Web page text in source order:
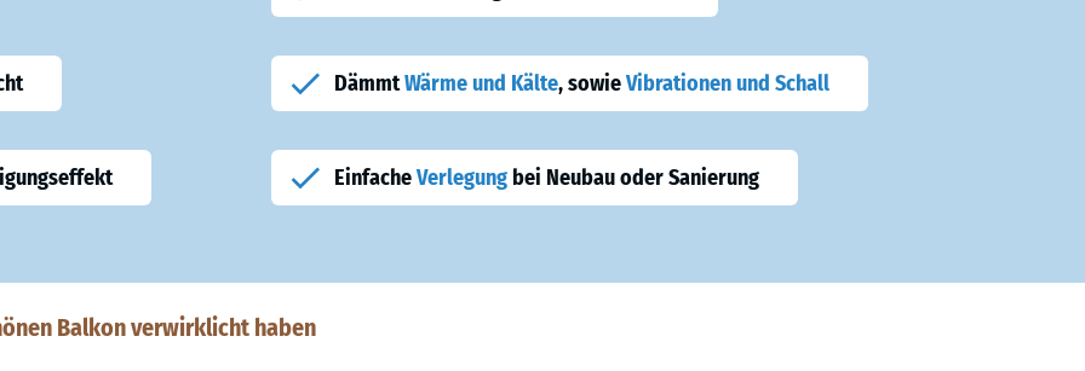
DämmtWärme und Kälte, sowieVibrationen und Schall
EinfacheVerlegung bei Neubau oder Sanierung
Balkon verwirklicht haben